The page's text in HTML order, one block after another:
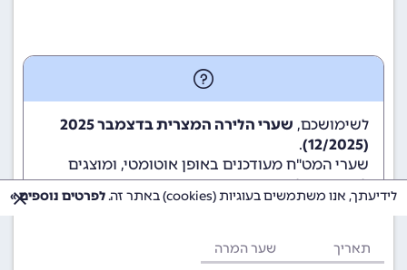
לשימושכם,
שערי הלירה המצרית בדצמבר 2025
(12/2025)
.
שערי המט"ח מעודכנים באופן אוטומטי, ומוצגים
לשימוש גולשי ומשתמשי האתר.
תאריך שער המרה
לידיעתך, אנו משתמשים בעוגיות (cookies) באתר זה. לפרטים נוספים »